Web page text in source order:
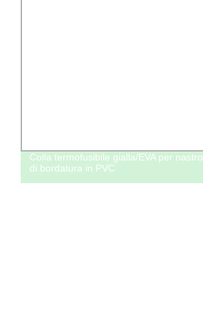
Colla termofusibile gialla/EVA per nastro
di bordatura in PVC